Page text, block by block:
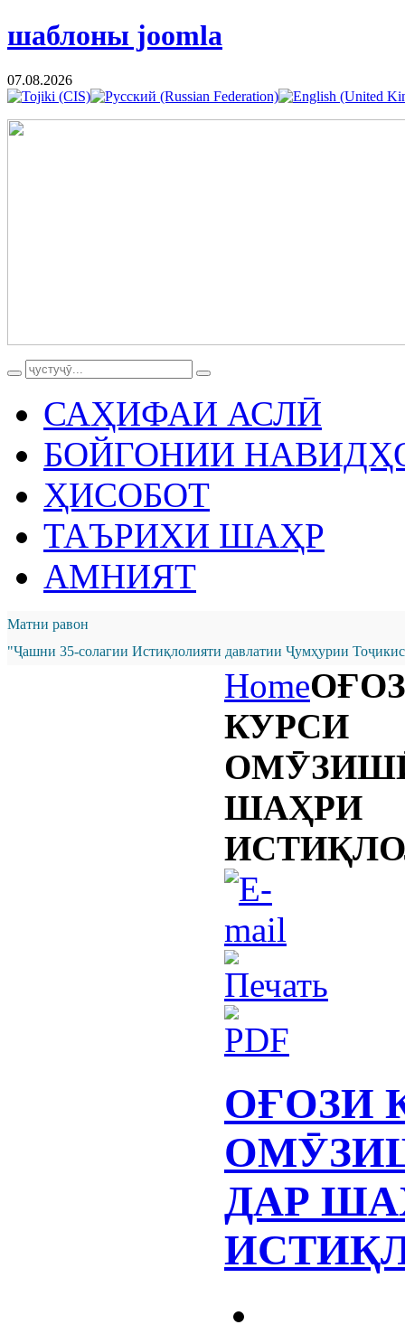
шаблоны joomla
07.08.2026
САҲИФАИ АСЛӢ
БОЙГОНИИ
ҲИСОБОТ
ТАЪРИХИ ШАҲР
АМНИЯТ
Матни равон
"Ҷашни 35-солагии Истиқлолияти давлатии Ҷумҳурии
Home
КУРСИ
ШАҲРИ
ОҒОЗИ
ДАР